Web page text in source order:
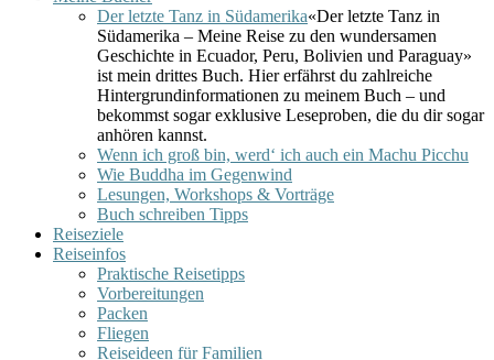
Der letzte Tanz in Südamerika«Der letzte Tanz in
Südamerika – Meine Reise zu den wundersamen
Geschichte in Ecuador, Peru, Bolivien und Paraguay»
ist mein drittes Buch. Hier erfährst du zahlreiche
Hintergrundinformationen zu meinem Buch – und
bekommst sogar exklusive Leseproben, die du dir sogar
anhören kannst.
Wenn ich groß bin, werd‘ ich auch ein Machu Picchu
Wie Buddha im Gegenwind
Lesungen, Workshops & Vorträge
Buch schreiben Tipps
Reiseziele
Reiseinfos
Praktische Reisetipps
Vorbereitungen
Packen
Fliegen
Reiseideen für Familien